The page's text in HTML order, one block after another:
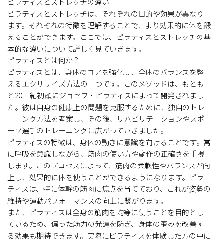
ピラティスとストレッチは、それぞれの目的や効果が異なり
ます。それぞれの特徴を理解することで、より効果的に体を鍛
えることができます。ここでは、ピラティスとストレッチの基
本的な違いについて詳しく見ていきます。
ピラティスとは何か？
ピラティスとは、身体のコアを強化し、全体のバランスを整
えるエクササイズ方法の一つです。このメソッドは、もとも
と20世紀初頭にジョセフ・ピラティスによって開発されまし
た。彼は自身の健康上の問題を克服するために、独自のトレ
ーニング方法を考案し、その後、リハビリテーションやスポ
ーツ選手のトレーニングに広がっていきました。
ピラティスの特徴は、身体の動きに意識を向けることです。常
に呼吸を意識しながら、筋肉の使い方や動作の正確さを重視
します。このプロセスによって、筋肉の柔軟性やバランスが向
上し、効果的に体を使うことができるようになります。ピラ
ティスは、特に体幹の筋肉に焦点を当てており、これが姿勢の
維持や運動パフォーマンスの向上に繋がります。
また、ピラティスは全身の筋肉を均等に使うことを目的とし
ているため、偏った筋力の発達を防ぎ、身体の歪みを改善す
る効果も期待できます。実際にピラティスを体験した方の中に